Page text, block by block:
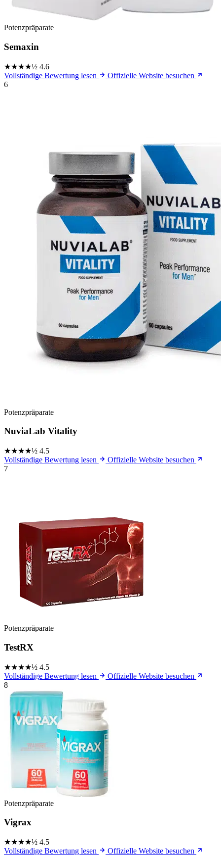
Potenzpräparate
Semaxin
★★★★½ 4.6
Vollständige Bewertung lesen
Offizielle Website besuchen
6
Potenzpräparate
NuviaLab Vitality
★★★★½ 4.5
Vollständige Bewertung lesen
Offizielle Website besuchen
7
Potenzpräparate
TestRX
★★★★½ 4.5
Vollständige Bewertung lesen
Offizielle Website besuchen
8
Potenzpräparate
Vigrax
★★★★½ 4.5
Vollständige Bewertung lesen
Offizielle Website besuchen